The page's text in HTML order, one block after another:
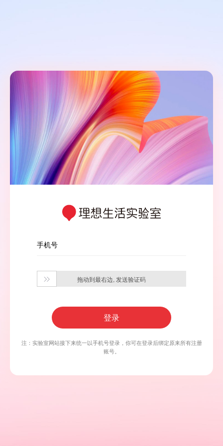
手机号
 拖动到最右边, 发送验证码
登录
注：实验室网站接下来统一以手机号登录，你可在登录后绑定原来所有注册
账号。